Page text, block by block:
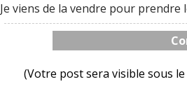
Je viens de la vendre pour prendre
(Votre post sera visible sous